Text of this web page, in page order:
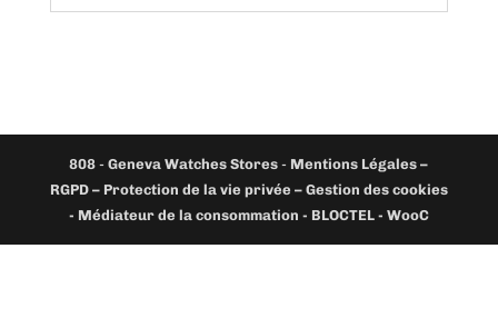
808 -Geneva Watches Stores - Mentions Légales –
RGPD – Protection de la vie privée – Gestion des cookies
- Médiateur de la consommation - BLOCTEL - WooC